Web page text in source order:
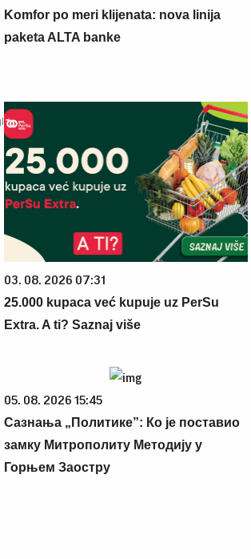
Komfor po meri klijenata: nova linija
paketa ALTA banke
03. 08. 2026 07:31
25.000 kupaca već kupuje uz PerSu
Extra. A ti? Saznaj više
05. 08. 2026 15:45
Сазнања „Политике”: Ко је поставио
замку Митрополиту Методију у
Горњем Заостру